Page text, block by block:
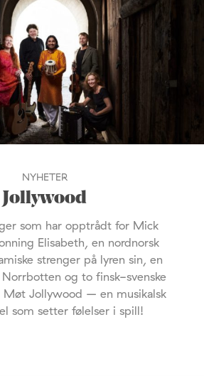
NYHETER
Jollywood
som har opptrådt for Mick
Elisabeth, en nordnorsk
strenger på lyren sin, en
og to finsk-svenske
Møt Jollywood – en musikalsk
som setter følelser i spill!